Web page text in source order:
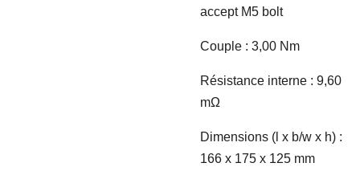
accept M5 bolt
Couple : 3,00 Nm
Résistance interne : 9,60
mΩ
Dimensions (l x b/w x h) :
166 x 175 x 125 mm